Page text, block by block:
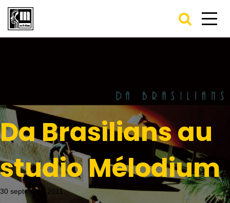
Da Brasilians au
studio Mélodium
30 septembre 2011